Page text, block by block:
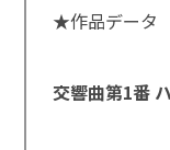
★作品データ
交響曲第1番